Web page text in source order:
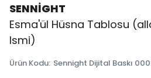
SENNİGHT
Esma'ül Hüsna Tablosu
Ismi)
Ürün Kodu: Sennight Dijital Baskı